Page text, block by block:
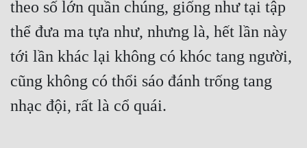
theo số lớn quần chúng, giống như tại tập
thể đưa ma tựa như, nhưng là, hết lần này
tới lần khác lại không có khóc tang người,
cũng không có thổi sáo đánh trống tang
nhạc đội, rất là cổ quái.